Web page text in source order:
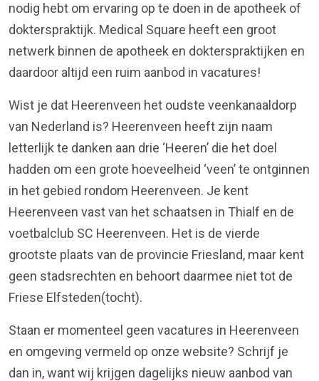
nodig hebt om ervaring op te doen in de apotheek of
dokterspraktijk. Medical Square heeft een groot
netwerk binnen de apotheek en dokterspraktijken en
daardoor altijd een ruim aanbod in vacatures!
Wist je dat Heerenveen het oudste veenkanaaldorp
van Nederland is? Heerenveen heeft zijn naam
letterlijk te danken aan drie ‘Heeren’ die het doel
hadden om een grote hoeveelheid ‘veen’ te ontginnen
in het gebied rondom Heerenveen. Je kent
Heerenveen vast van het schaatsen in Thialf en de
voetbalclub SC Heerenveen. Het is de vierde
grootste plaats van de provincie Friesland, maar kent
geen stadsrechten en behoort daarmee niet tot de
Friese Elfsteden(tocht).
Staan er momenteel geen vacatures in Heerenveen
en omgeving vermeld op onze website? Schrijf je
dan in, want wij krijgen dagelijks nieuw aanbod van